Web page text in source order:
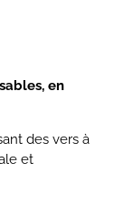
en
des vers à
et